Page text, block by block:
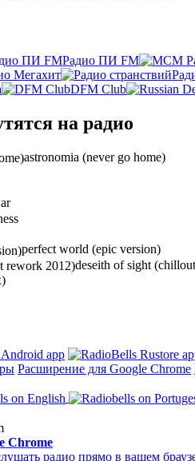
Радио ПИ FM
Мегахит
DFM Club
на радио
astronomia (never go home)
perfect world (epic version)
deseith of sight
Расширение для Google Chrome
Chrome
радио прямо в вашем